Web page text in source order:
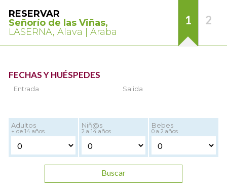
RESERVAR
Señorío de las Viñas,
LASERNA, Alava | Araba
1 2
FECHAS Y HUÉSPEDES
Entrada Salida
Adultos
+ de 14 años
Niñ@s
2 a 14 años
Bebes
0 a 2 años
Buscar